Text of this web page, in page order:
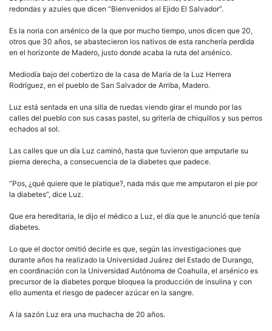
redondas y azules que dicen “Bienvenidos al Ejido El Salvador”.
Es la noria con arsénico de la que por mucho tiempo, unos dicen que 20,
otros que 30 años, se abastecieron los nativos de esta ranchería perdida
en el horizonte de Madero, justo donde acaba la ruta del arsénico.
Mediodía bajo del cobertizo de la casa de María de la Luz Herrera
Rodríguez, en el pueblo de San Salvador de Arriba, Madero.
Luz está sentada en una silla de ruedas viendo girar el mundo por las
calles del pueblo con sus casas pastel, su gritería de chiquillos y sus perros
echados al sol.
Las calles que un día Luz caminó, hasta que tuvieron que amputarle su
pierna derecha, a consecuencia de la diabetes que padece.
“Pos, ¿qué quiere que le platique?, nada más que me amputaron el pie por
la diabetes”, dice Luz.
Que era hereditaria, le dijo el médico a Luz, el día que le anunció que tenía
diabetes.
Lo que el doctor omitió decirle es que, según las investigaciones que
durante años ha realizado la Universidad Juárez del Estado de Durango,
en coordinación con la Universidad Autónoma de Coahuila, el arsénico es
precursor de la diabetes porque bloquea la producción de insulina y con
ello aumenta el riesgo de padecer azúcar en la sangre.
A la sazón Luz era una muchacha de 20 años.